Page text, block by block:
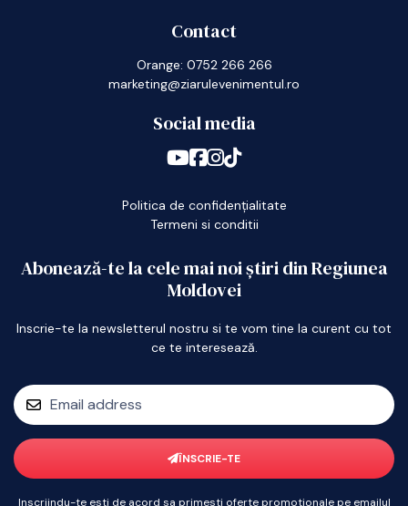
Contact
Orange: 0752 266 266
marketing@ziarulevenimentul.ro
Social media
Politica de confidențialitate
Termeni si conditii
Abonează-te la cele mai noi știri din Regiunea
Moldovei
Inscrie-te la newsletterul nostru si te vom tine la curent cu tot
ce te interesează.
ÎNSCRIE-TE
Inscriindu-te esti de acord sa primesti oferte promotionale pe emailul